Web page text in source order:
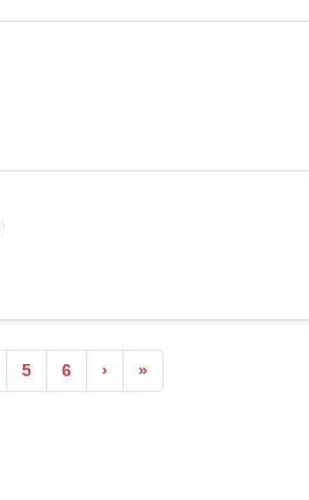
5 6 › »